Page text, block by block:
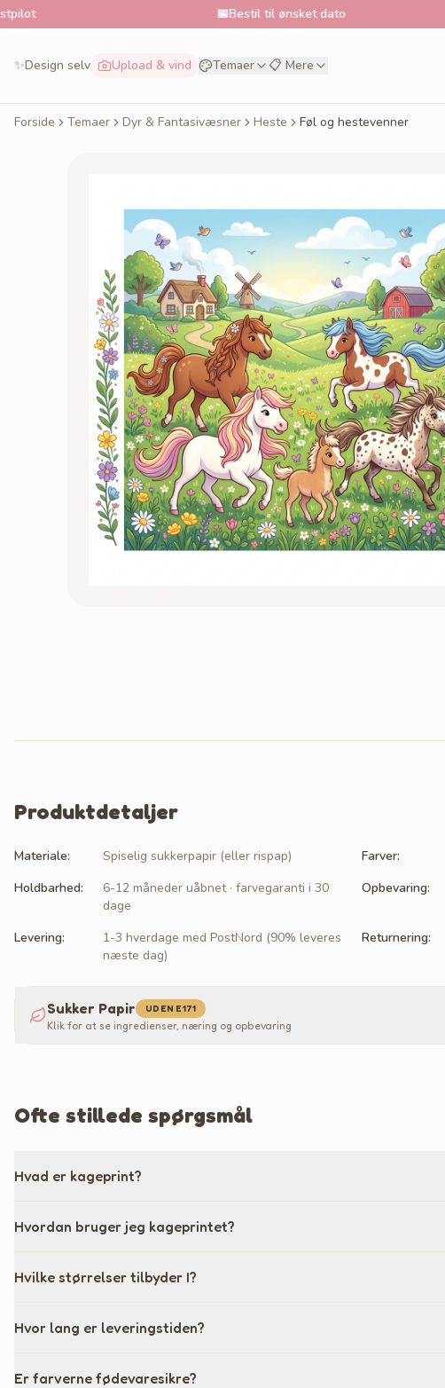
Bestil til ønsket dato
✨Design selv Upload & vind Temaer 📋 Mere
Forside Temaer Dyr & Fantasivæsner Heste Føl og hestevenner
Produktdetaljer
Materiale: Spiselig sukkerpapir (eller rispap) Farver:
Holdbarhed:
6-12 måneder uåbnet · farvegaranti i 30
dage
Opbevaring:
Levering:
1-3 hverdage med PostNord (90% leveres
næste dag)
Returnering:
Sukker Papir UDEN E171
Klik for at se ingredienser, næring og opbevaring
Ofte stillede spørgsmål
Hvad er kageprint?
Hvordan bruger jeg kageprintet?
Hvilke størrelser tilbyder I?
Hvor lang er leveringstiden?
Er farverne fødevaresikre?